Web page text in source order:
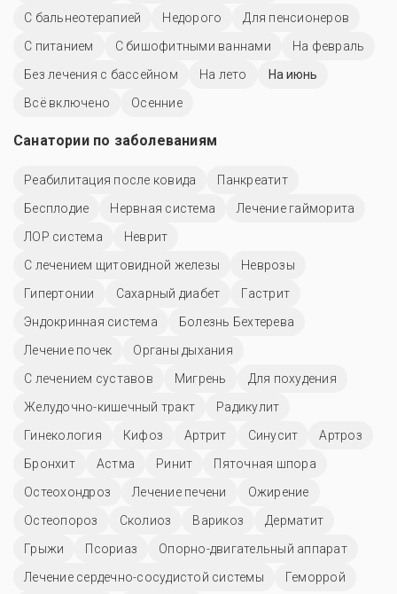
С бальнеотерапией Недорого
Для пенсионеров
С питанием
С бишофитными ваннами
На февраль
Без лечения с бассейном
На лето
На июнь
Всё включено
Осенние
Санатории по заболеваниям
Реабилитация после ковида
Панкреатит
Бесплодие
Нервная система
Лечение гайморита
ЛОР система
Неврит
С лечением щитовидной железы
Неврозы
Гипертонии
Сахарный диабет
Гастрит
Эндокринная система
Болезнь Бехтерева
Лечение почек
Органы дыхания
С лечением суставов
Мигрень
Для похудения
Желудочно-кишечный тракт
Радикулит
Гинекология
Кифоз Артрит Синусит
Артроз
Бронхит
Астма Ринит
Пяточная шпора
Остеохондроз
Лечение печени
Ожирение
Остеопороз
Сколиоз Варикоз
Дерматит
Грыжи
Псориаз
Опорно-двигательный аппарат
Лечение сердечно-сосудистой системы
Геморрой